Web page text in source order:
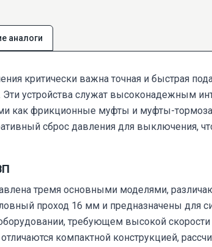
аналоги
критически важна точная и быстрая
Эти устройства служат высоконадежным
как фрикционные муфты и муфты-
сброс давления для выключения,
тремя основными моделями,
проход 16 мм и предназначены для
требующем высокой
отличаются компактной конструкцией,